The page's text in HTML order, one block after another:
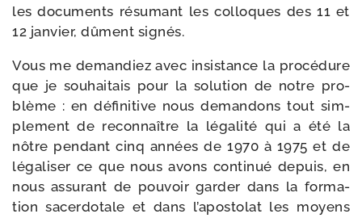
les docu­ments résu­mant les col­loques des 11 et
12 jan­vier, dûment signés.
Vous me deman­diez avec insis­tance la pro­cé­dure
que je sou­hai­tais pour la solu­tion de notre pro­
blème : en défi­ni­tive nous deman­dons tout sim­
ple­ment de recon­naître la léga­li­té qui a été la
nôtre pen­dant cinq années de 1970 à 1975 et de
léga­li­ser ce que nous avons conti­nué depuis, en
nous assu­rant de pou­voir gar­der dans la for­ma­
tion sacer­do­tale et dans l’apostolat les moyens